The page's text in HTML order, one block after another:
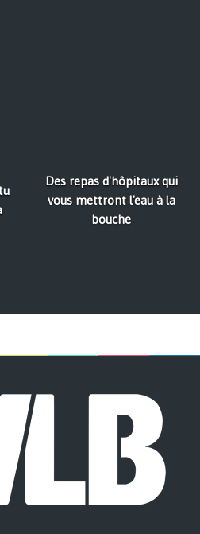
Des repas d'hôpitaux qui
vous mettront l'eau à la
bouche